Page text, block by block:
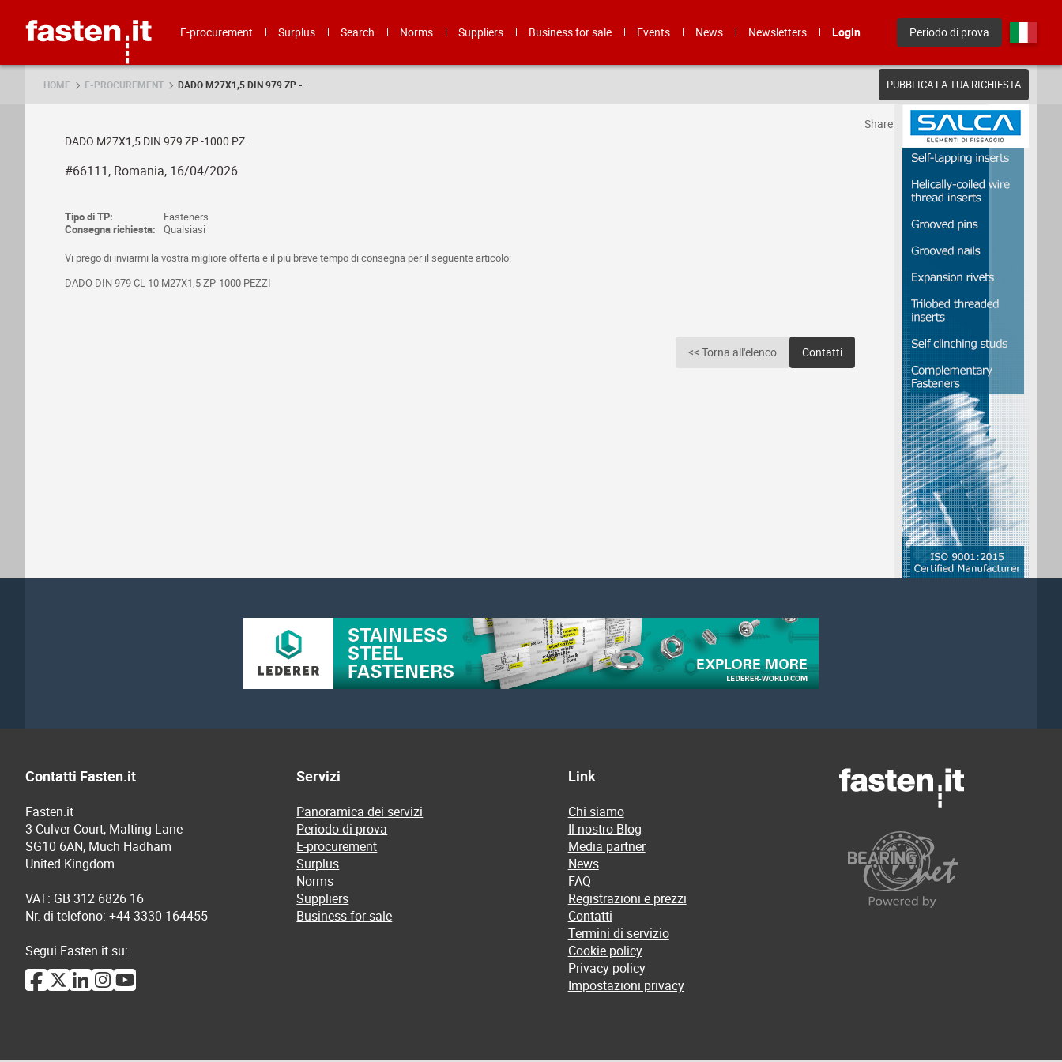
E-procurement Surplus Search Norms Suppliers Business for sale Events News Newsletters Login Periodo di prova
HOME E-PROCUREMENT DADO M27X1,5 DIN 979 ZP -... PUBBLICA LA TUA RICHIESTA
DADO M27X1,5 DIN 979 ZP -1000 PZ.
#66111, Romania, 16/04/2026
Tipo di TP:
Fasteners
Consegna richiesta:
Qualsiasi
Vi prego di inviarmi la vostra migliore offerta e il più breve tempo di consegna per il seguente articolo:
DADO DIN 979 CL 10 M27X1,5 ZP-1000 PEZZI
<< Torna all'elenco Contatti
Share
Contatti Fasten.it
Fasten.it
3 Culver Court, Malting Lane
SG10 6AN, Much Hadham
United Kingdom
VAT: GB 312 6826 16
Nr. di telefono: +44 3330 164455
Segui Fasten.it su:
Servizi
Panoramica dei servizi
Periodo di prova
E-procurement
Surplus
Norms
Suppliers
Business for sale
Link
Chi siamo
Il nostro Blog
Media partner
News
FAQ
Registrazioni e prezzi
Contatti
Termini di servizio
Cookie policy
Privacy policy
Impostazioni privacy